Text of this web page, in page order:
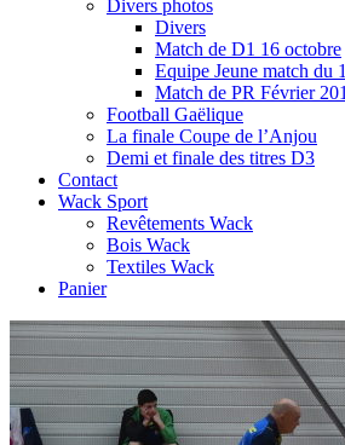
Divers photos
Divers
Match de D1 16 octobre
Equipe Jeune match du
Match de PR Février
Football Gaëlique
La finale Coupe de l’Anjou
Demi et finale des titres D3
Contact
Wack Sport
Revêtements Wack
Bois Wack
Textiles Wack
Panier